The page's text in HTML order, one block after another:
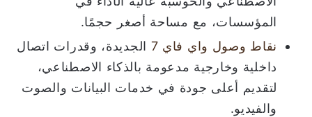
المؤسسات، مع مساحة أصغر حجمًا.
نقاط وصول واي فاي 7
الجديدة، وقدرات اتصال
داخلية وخارجية مدعومة بالذكاء الاصطناعي،
لتقديم أعلى جودة في خدمات البيانات والصوت
والفيديو.